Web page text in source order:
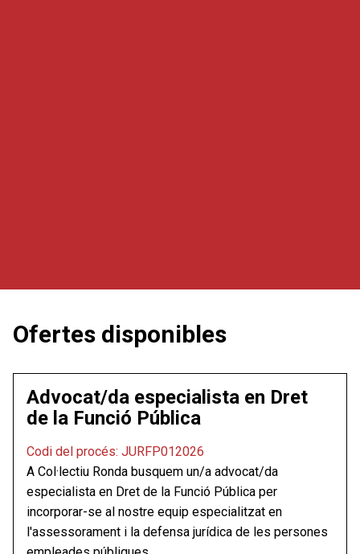
Ofertes disponibles
Advocat/da especialista en Dret
de la Funció Pública
Codi del procés: JURFP012026
A Col·lectiu Ronda busquem un/a advocat/da
especialista en Dret de la Funció Pública per
incorporar-se al nostre equip especialitzat en
l'assessorament i la defensa jurídica de les persones